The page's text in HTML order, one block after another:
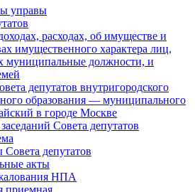
управы
расходах, об имуществе и
имущественного характера лиц,
муниципальные должности, и
депутатов внутригородского
образования — муниципального
в городе Москве
Совета депутатов
депутатов
акты
НПА
приемная